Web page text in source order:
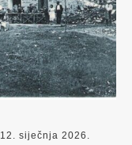
12. siječnja 2026.